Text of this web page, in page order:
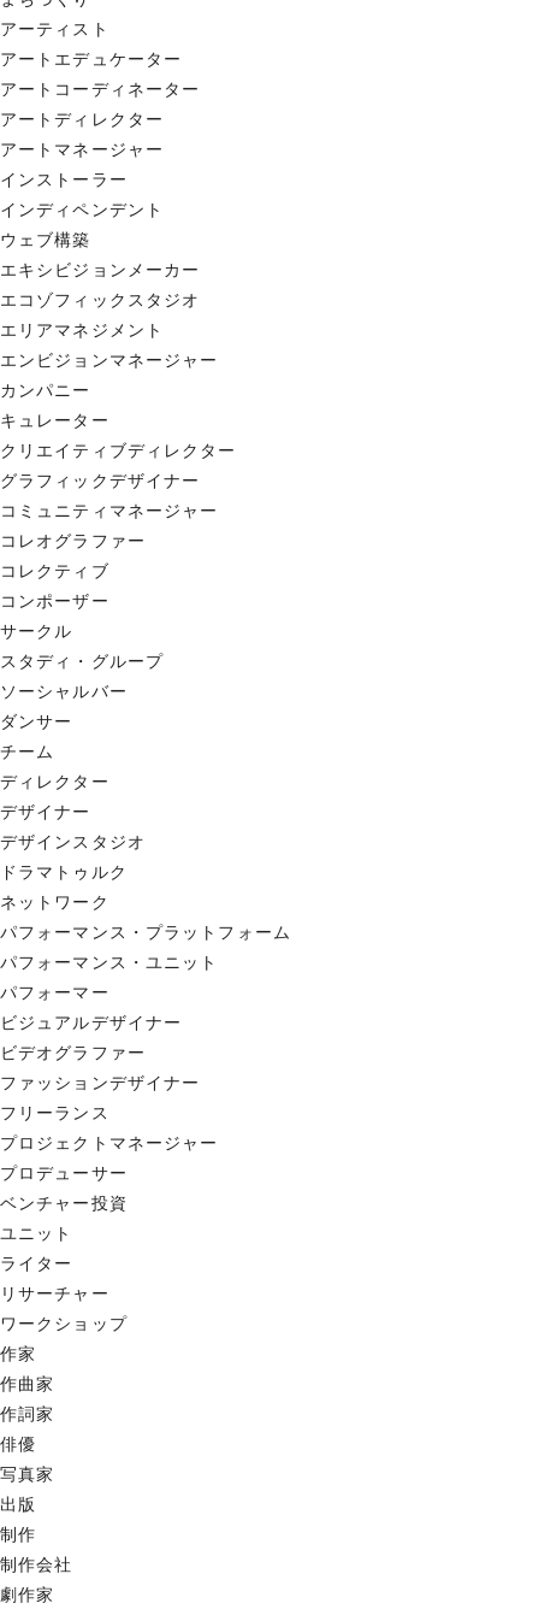
アーティスト
アートエデュケーター
アートコーディネーター
アートディレクター
アートマネージャー
インストーラー
インディペンデント
ウェブ構築
エキシビジョンメーカー
エコゾフィックスタジオ
エリアマネジメント
エンビジョンマネージャー
カンパニー
キュレーター
クリエイティブディレクター
グラフィックデザイナー
コミュニティマネージャー
コレオグラファー
コレクティブ
コンポーザー
サークル
スタディ・グループ
ソーシャルバー
ダンサー
チーム
ディレクター
デザイナー
デザインスタジオ
ドラマトゥルク
ネットワーク
パフォーマンス・プラットフォーム
パフォーマンス・ユニット
パフォーマー
ビジュアルデザイナー
ビデオグラファー
ファッションデザイナー
フリーランス
プロジェクトマネージャー
プロデューサー
ベンチャー投資
ユニット
ライター
リサーチャー
ワークショップ
作家
作曲家
作詞家
俳優
写真家
出版
制作
制作会社
劇作家